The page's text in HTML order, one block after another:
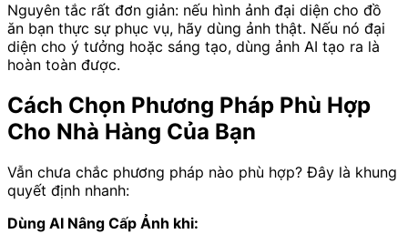
Nguyên tắc rất đơn giản: nếu hình ảnh đại diện cho đồ
ăn bạn thực sự phục vụ, hãy dùng ảnh thật. Nếu nó đại
diện cho ý tưởng hoặc sáng tạo, dùng ảnh AI tạo ra là
hoàn toàn được.
Cách Chọn Phương Pháp Phù Hợp
Cho Nhà Hàng Của Bạn
Vẫn chưa chắc phương pháp nào phù hợp? Đây là khung
quyết định nhanh:
Dùng AI Nâng Cấp Ảnh khi: